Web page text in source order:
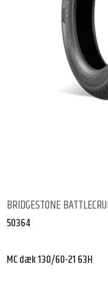
BRIDGESTONE
50364
MC dæk 130/60-21 63H